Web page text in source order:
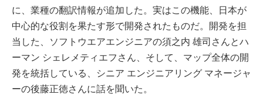
に、業種の翻訳情報が追加した。実はこの機能、日本が
中心的な役割を果たす形で開発されたものだ。開発を担
当した、ソフトウエアエンジニアの須之内 雄司さんとハ
ーマン シェレメティエフさん、そして、マップ全体の開
発を統括している、シニア エンジニアリング マネージャ
ーの後藤正徳さんに話を聞いた。